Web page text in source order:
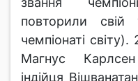
повторили свій
чемпіонаті
Магнус
індійця